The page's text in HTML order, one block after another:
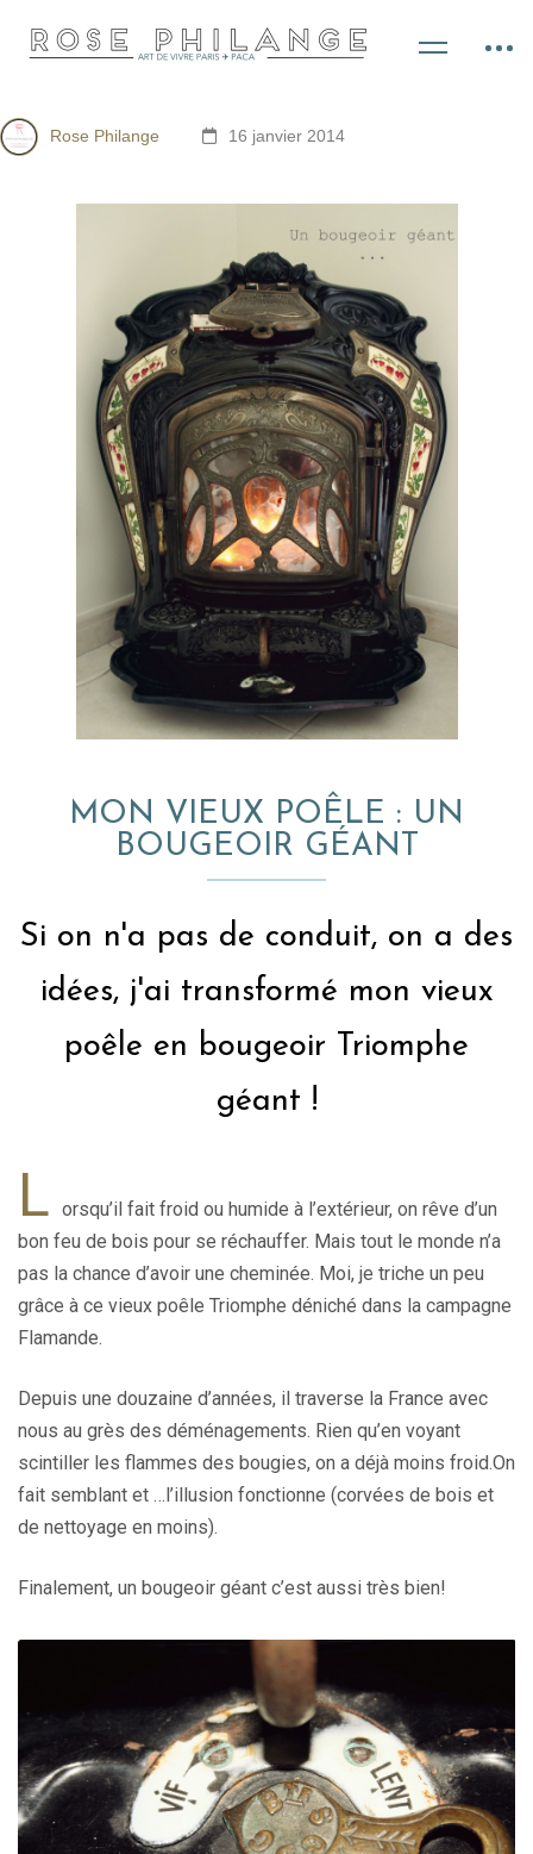
Rose Philange 16 janvier 2014
MON VIEUX POÊLE : UN
BOUGEOIR GÉANT
Si on n'a pas de conduit, on a des
idées, j'ai transformé mon vieux
poêle en bougeoir Triomphe
géant !
L orsqu’il fait froid ou humide à l’extérieur, on rêve d’un
bon feu de bois pour se réchauffer. Mais tout le monde n’a
pas la chance d’avoir une cheminée. Moi, je triche un peu
grâce à ce vieux poêle Triomphe déniché dans la campagne
Flamande.
Depuis une douzaine d’années, il traverse la France avec
nous au grès des déménagements. Rien qu’en voyant
scintiller les flammes des bougies, on a déjà moins froid.On
fait semblant et …l’illusion fonctionne (corvées de bois et
de nettoyage en moins).
Finalement, un bougeoir géant c’est aussi très bien!